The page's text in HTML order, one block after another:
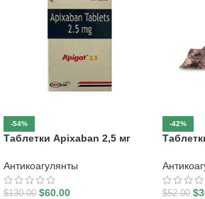
-54%
Таблетки Apixaban 2,5 мг
Антикоагулянты
$130.00 $60.00
-42%
$52.00 $